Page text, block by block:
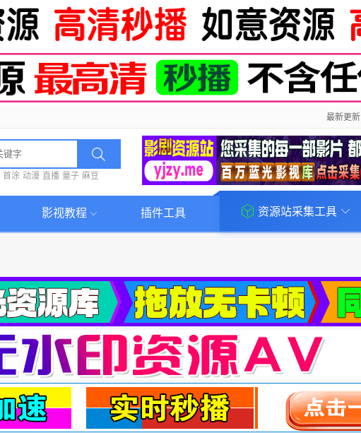
最新更新
首涂 动漫 直播 量子 麻豆
影视教程 插件工具 资源站采集工具